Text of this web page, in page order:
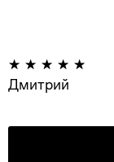
Дмитрий